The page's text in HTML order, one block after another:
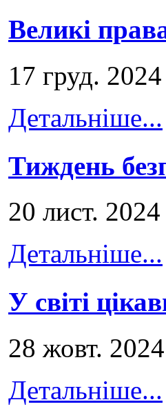
Великі
17 груд. 2024
Детальніше...
Тиждень
20 лист. 2024
Детальніше...
У світі
28 жовт. 2024
Детальніше...